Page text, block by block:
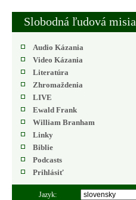
Slobodná ľudová misia
Audio Kázania
Video Kázania
Literatúra
Zhromaždenia
LIVE
Ewald Frank
William Branham
Linky
Biblie
Podcasts
Prihlásiť
Jazyk: